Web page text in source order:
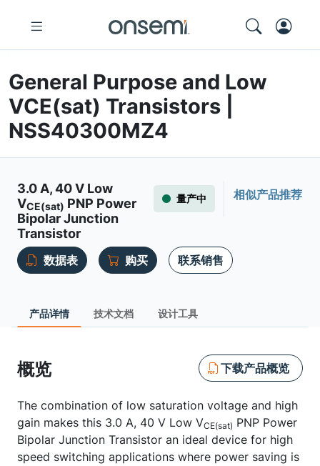
General Purpose and Low
VCE(sat) Transistors |
NSS40300MZ4
3.0 A, 40 V Low
VCE(sat) PNP Power
Bipolar Junction
Transistor
量产中 相似产品推荐
数据表 购买 联系销售
产品详情 技术文档 设计工具
概览 下载产品概览
The combination of low saturation voltage and high
gain makes this 3.0 A, 40 V Low VCE(sat) PNP Power
Bipolar Junction Transistor an ideal device for high
speed switching applications where power saving is